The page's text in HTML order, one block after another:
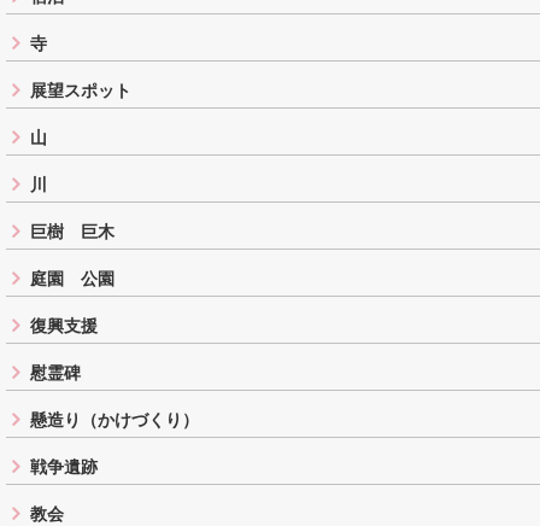
寺
展望スポット
山
川
巨樹 巨木
庭園 公園
復興支援
慰霊碑
懸造り（かけづくり）
戦争遺跡
教会